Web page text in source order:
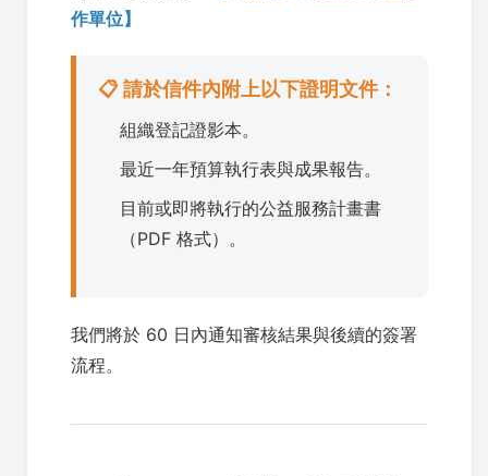
作單位】
📋 請於信件內附上以下證明文件：
組織登記證影本。
最近一年預算執行表與成果報告。
目前或即將執行的公益服務計畫書
（PDF 格式）。
我們將於 60 日內通知審核結果與後續的簽署
流程。